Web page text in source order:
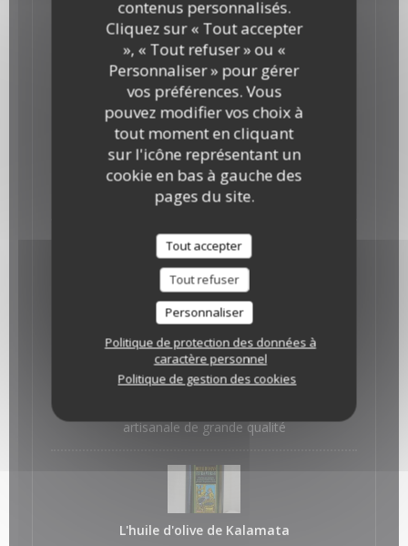
contenus personnalisés.
Cliquez sur « Tout accepter
», « Tout refuser » ou «
Personnaliser » pour gérer
vos préférences. Vous
pouvez modifier vos choix à
tout moment en cliquant
sur l'icône représentant un
cookie en bas à gauche des
pages du site.
Tout accepter
Tout refuser
Personnaliser
Politique de protection des données à
caractère personnel
Politique de gestion des cookies
Bouchées à la féta
feuilleté aux poivrons doux et à la féta
Les Tartes Salées
Tarte aux épinards et à la féta
Tarte aux cinq légumes
Les huiles d'olives
L'huile d'olive de Crète
artisanale de grande qualité
L'huile d'olive de Kalamata